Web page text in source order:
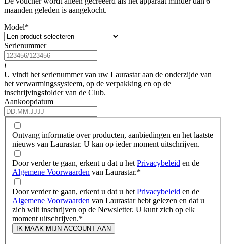
maanden geleden is aangekocht.
Model*
Serienummer
i
U vindt het serienummer van uw Laurastar aan de onderzijde van
het verwarmingssysteem, op de verpakking en op de
inschrijvingsfolder van de Club.
Aankoopdatum
Ontvang informatie over producten, aanbiedingen en het laatste
nieuws van Laurastar. U kan op ieder moment uitschrijven.
Door verder te gaan, erkent u dat u het Privacybeleid en de
Algemene Voorwaarden van Laurastar.*
Door verder te gaan, erkent u dat u het Privacybeleid en de
Algemene Voorwaarden van Laurastar hebt gelezen en dat u
zich wilt inschrijven op de Newsletter. U kunt zich op elk
moment uitschrijven.*
IK MAAK MIJN ACCOUNT AAN